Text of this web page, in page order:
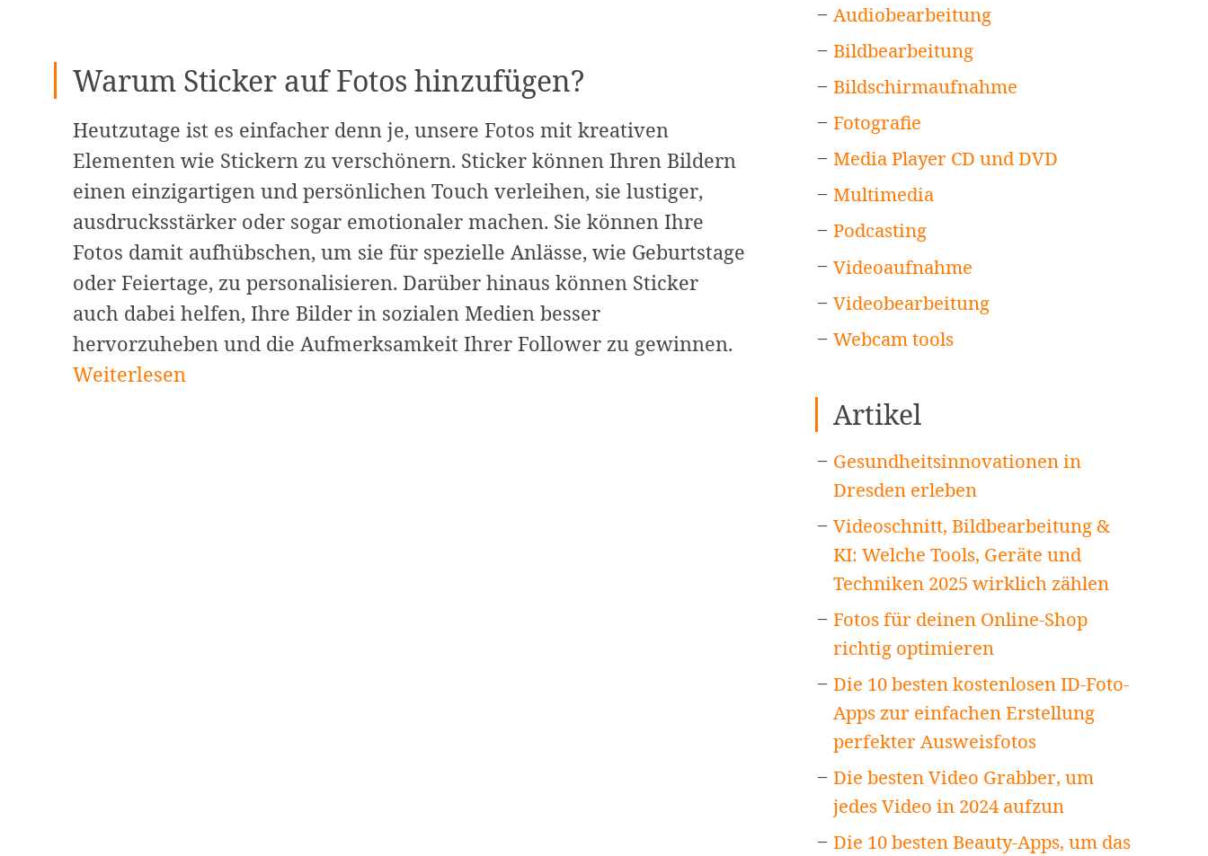
Warum Sticker auf Fotos hinzufügen?
Heutzutage ist es einfacher denn je, unsere Fotos mit kreativen
Elementen wie Stickern zu verschönern. Sticker können Ihren Bildern
einen einzigartigen und persönlichen Touch verleihen, sie lustiger,
ausdrucksstärker oder sogar emotionaler machen. Sie können Ihre
Fotos damit aufhübschen, um sie für spezielle Anlässe, wie Geburtstage
oder Feiertage, zu personalisieren. Darüber hinaus können Sticker
auch dabei helfen, Ihre Bilder in sozialen Medien besser
hervorzuheben und die Aufmerksamkeit Ihrer Follower zu gewinnen.Wie
Smartphone
hinzufügen
weiterlesen
Weiterlesen
Audiobearbeitung
Bildbearbeitung
Bildschirmaufnahme
Fotografie
Media Player CD und DVD
Multimedia
Podcasting
Videoaufnahme
Videobearbeitung
Webcam tools
Artikel
Gesundheitsinnovationen in
Dresden erleben
Videoschnitt, Bildbearbeitung &
KI: Welche Tools, Geräte und
Techniken 2025 wirklich zählen
Fotos für deinen Online-Shop
richtig optimieren
Die 10 besten kostenlosen ID-Foto-
Apps zur einfachen Erstellung
perfekter Ausweisfotos
Die besten Video Grabber, um
jedes Video in 2024 aufzun
Die 10 besten Beauty-Apps, um das